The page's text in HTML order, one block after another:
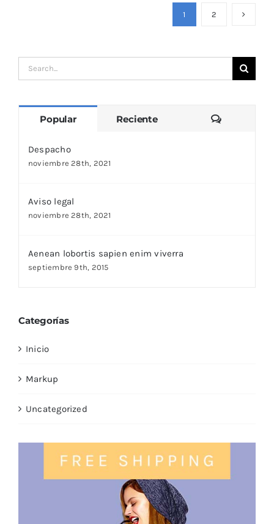
1 2
Search
for:
Popular Reciente
Despacho
noviembre 28th, 2021
Aviso legal
noviembre 28th, 2021
Aenean lobortis sapien enim viverra
septiembre 9th, 2015
Categorías
Inicio
Markup
Uncategorized